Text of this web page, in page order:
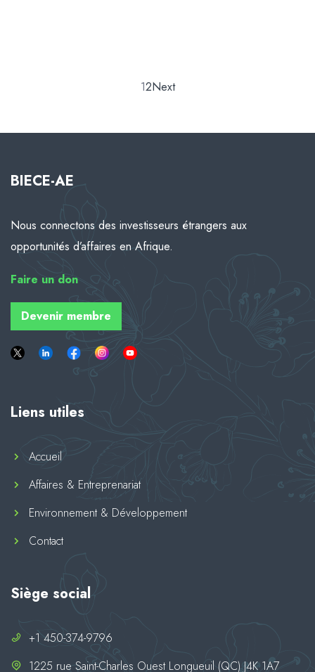
12Next
BIECE-AE
Nous connectons des investisseurs étrangers aux
opportunités d’affaires en Afrique.
Faire un don
Devenir membre
Liens utiles
Accueil
Affaires & Entreprenariat
Environnement & Développement
Contact
Siège social
+1 450-374-9796
1225 rue Saint-Charles Ouest Longueuil (QC) J4K 1A7